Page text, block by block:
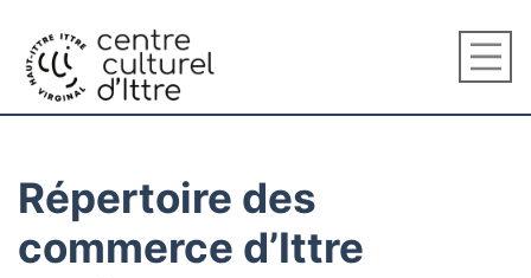
Répertoire des
commerce d’Ittre